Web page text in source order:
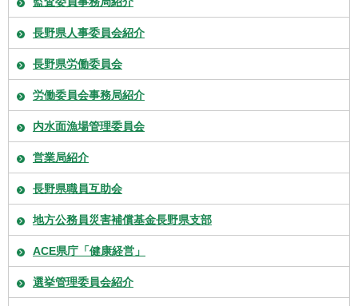
長野県人事委員会紹介
長野県労働委員会
労働委員会事務局紹介
内水面漁場管理委員会
営業局紹介
長野県職員互助会
地方公務員災害補償基金長野県支部
ACE県庁「健康経営」
選挙管理委員会紹介